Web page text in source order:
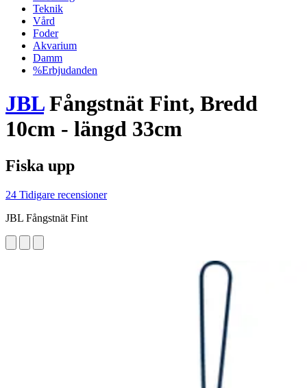
Teknik
Vård
Foder
Akvarium
Damm
%Erbjudanden
JBLFångstnät Fint, Bredd
10cm - längd 33cm
Fiska upp
24 Tidigare recensioner
JBL Fångstnät Fint